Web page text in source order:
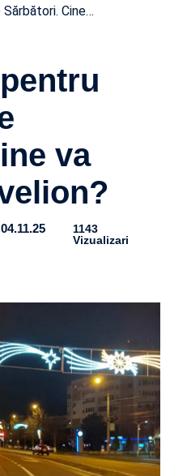
Cine…
va
1143
Vizualizari